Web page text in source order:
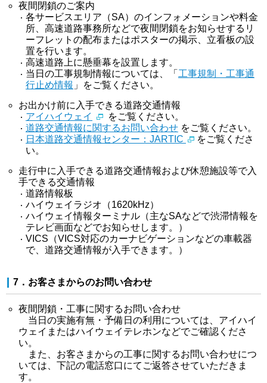
夜間閉鎖のご案内
各サービスエリア（SA）のインフォメーションや料金
所、高速道路事務所などで夜間閉鎖をお知らせするリ
ーフレットの配布またはポスターの掲示、立看板の設
置を行います。
高速道路上に懸垂幕を設置します。
当日の工事規制情報については、「 工事規制・工事通
行止め情報 」をご覧ください。
お出かけ前に入手できる道路交通情報
アイハイウェイ
をご覧ください。
道路交通情報に関するお問い合わせ をご覧ください。
日本道路交通情報センター：JARTIC
をご覧くださ
い。
走行中に入手できる道路交通情報および休憩施設等で入
手できる交通情報
道路情報板
ハイウェイラジオ（1620kHz）
ハイウェイ情報ターミナル（主なSAなどで渋滞情報を
テレビ画面などでお知らせします。）
VICS（VICS対応のカーナビゲーションなどの車載器
で、道路交通情報が入手できます。）
7．お客さまからのお問い合わせ
夜間閉鎖・工事に関するお問い合わせ
当日の実施有無・予備日の利用については、アイハイ
ウェイまたはハイウェイテレホンなどでご確認くださ
い。
また、お客さまからの工事に関するお問い合わせにつ
いては、下記の電話窓口にてご返答させていただきま
す。